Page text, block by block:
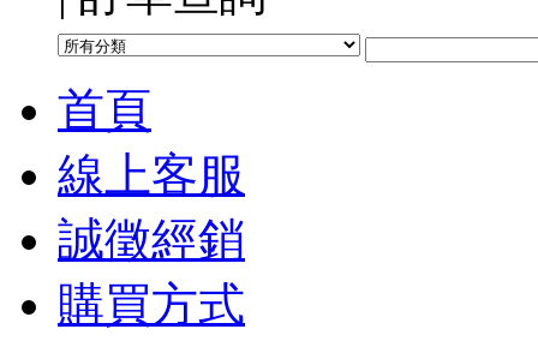
首頁
線上客服
誠徵經銷
購買方式